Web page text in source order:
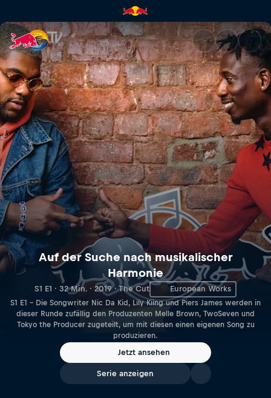
Auf der Suche nach
Auf der Suche nach musikalischer
Harmonie
S1 E1 · 32 Min. · 2019 · The Cut European Works
S1 E1 – Die Songwriter Nic Da Kid, Lily Kiing und Piers James werden in
dieser Runde zufällig den Produzenten Melle Brown, TwoSeven und
Tokyo the Producer zugeteilt, um mit diesen einen eigenen Song zu
produzieren.
Jetzt ansehen
Serie anzeigen